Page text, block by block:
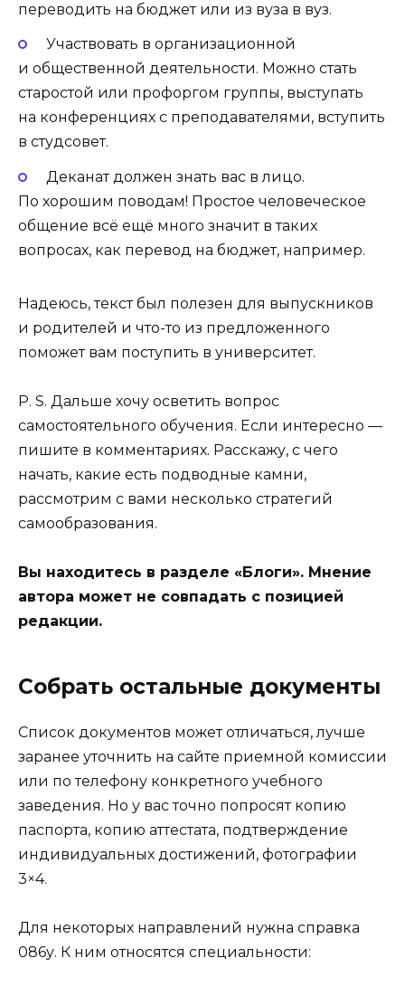
переводить на бюджет или из вуза в вуз.
Участвовать в организационной
и общественной деятельности. Можно стать
старостой или профоргом группы, выступать
на конференциях с преподавателями, вступить
в студсовет.
Деканат должен знать вас в лицо.
По хорошим поводам! Простое человеческое
общение всё ещё много значит в таких
вопросах, как перевод на бюджет, например.
Надеюсь, текст был полезен для выпускников
и родителей и что-то из предложенного
поможет вам поступить в университет.
P. S. Дальше хочу осветить вопрос
самостоятельного обучения. Если интересно —
пишите в комментариях. Расскажу, с чего
начать, какие есть подводные камни,
рассмотрим с вами несколько стратегий
самообразования.
Вы находитесь в разделе «Блоги». Мнение
автора может не совпадать с позицией
редакции.
Собрать остальные документы
Список документов может отличаться, лучше
заранее уточнить на сайте приемной комиссии
или по телефону конкретного учебного
заведения. Но у вас точно попросят копию
паспорта, копию аттестата, подтверждение
индивидуальных достижений, фотографии
3×4.
Для некоторых направлений нужна справка
086у. К ним относятся специальности: